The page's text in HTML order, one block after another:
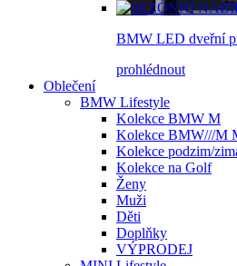
BMW LED dveřní
prohlédnout
Oblečení
BMW Lifestyle
Kolekce BMW M
Kolekce BMW///M
Kolekce podzim/
Kolekce na Golf
Ženy
Muži
Děti
Doplňky
VÝPRODEJ